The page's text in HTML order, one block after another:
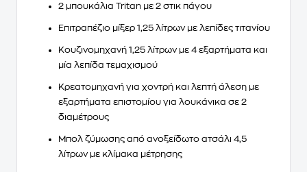
2 μπουκάλια Tritan με 2 στικ πάγου
Επιτραπέζιο μίξερ 1,25 λίτρων με λεπίδες τιτανίου
Κουζινομηχανή 1,25 λίτρων με 4 εξαρτήματα και
μία λεπίδα τεμαχισμού
Κρεατομηχανή για χοντρή και λεπτή άλεση με
εξαρτήματα επιστομίου για λουκάνικα σε 2
διαμέτρους
Μπολ ζύμωσης από ανοξείδωτο ατσάλι 4,5
λίτρωνμε κλίμακα μέτρησης